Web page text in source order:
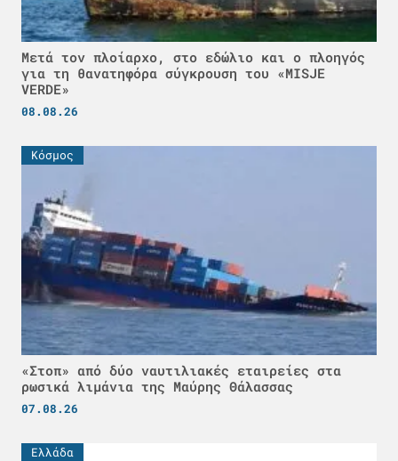
Μετά τον πλοίαρχο, στο εδώλιο και ο πλοηγός
για τη θανατηφόρα σύγκρουση του «MISJE
VERDE»
08.08.26
Κόσμος
«Στοπ» από δύο ναυτιλιακές εταιρείες στα
ρωσικά λιμάνια της Μαύρης Θάλασσας
07.08.26
Ελλάδα